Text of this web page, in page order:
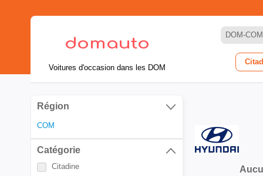
Voitures d'occasion dans les DOM
DOM-COM
Région
COM
Catégorie
Citadine